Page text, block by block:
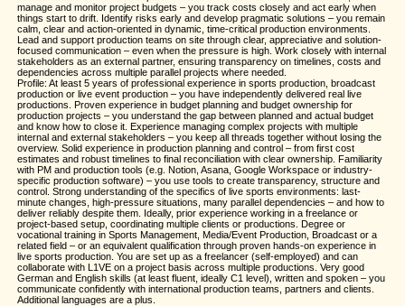
manage and monitor project budgets – you track costs closely and act early when
things start to drift. Identify risks early and develop pragmatic solutions – you remain
calm, clear and action-oriented in dynamic, time-critical production environments.
Lead and support production teams on site through clear, appreciative and solution-
focused communication – even when the pressure is high. Work closely with internal
stakeholders as an external partner, ensuring transparency on timelines, costs and
dependencies across multiple parallel projects where needed.
Profile: At least 5 years of professional experience in sports production, broadcast
production or live event production – you have independently delivered real live
productions. Proven experience in budget planning and budget ownership for
production projects – you understand the gap between planned and actual budget
and know how to close it. Experience managing complex projects with multiple
internal and external stakeholders – you keep all threads together without losing the
overview. Solid experience in production planning and control – from first cost
estimates and robust timelines to final reconciliation with clear ownership. Familiarity
with PM and production tools (e.g. Notion, Asana, Google Workspace or industry-
specific production software) – you use tools to create transparency, structure and
control. Strong understanding of the specifics of live sports environments: last-
minute changes, high-pressure situations, many parallel dependencies – and how to
deliver reliably despite them. Ideally, prior experience working in a freelance or
project-based setup, coordinating multiple clients or productions. Degree or
vocational training in Sports Management, Media/Event Production, Broadcast or a
related field – or an equivalent qualification through proven hands-on experience in
live sports production. You are set up as a freelancer (self-employed) and can
collaborate with L1VE on a project basis across multiple productions. Very good
German and English skills (at least fluent, ideally C1 level), written and spoken – you
communicate confidently with international production teams, partners and clients.
Additional languages are a plus.